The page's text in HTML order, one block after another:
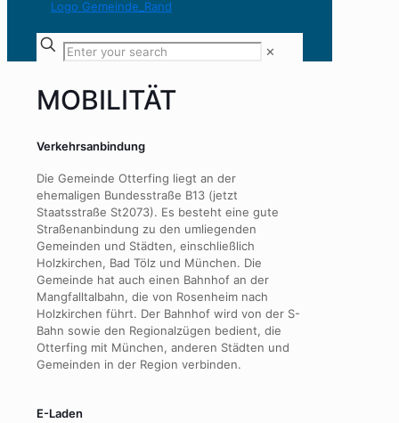
✕
MOBILITÄT
Verkehrsanbindung
Die Gemeinde Otterfing liegt an der
ehemaligen Bundesstraße B13 (jetzt
Staatsstraße St2073). Es besteht eine gute
Straßenanbindung zu den umliegenden
Gemeinden und Städten, einschließlich
Holzkirchen, Bad Tölz und München. Die
Gemeinde hat auch einen Bahnhof an der
Mangfalltalbahn, die von Rosenheim nach
Holzkirchen führt. Der Bahnhof wird von der S-
Bahn sowie den Regionalzügen bedient, die
Otterfing mit München, anderen Städten und
Gemeinden in der Region verbinden.
E-Laden